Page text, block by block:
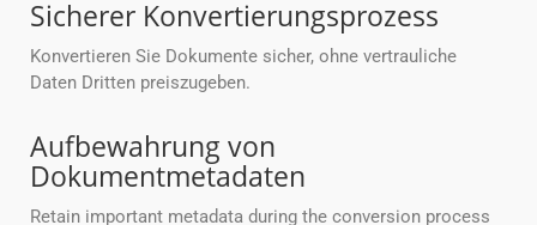
Sicherer Konvertierungsprozess
Konvertieren Sie Dokumente sicher, ohne vertrauliche
Daten Dritten preiszugeben.
Aufbewahrung von
Dokumentmetadaten
Retain important metadata during the conversion process